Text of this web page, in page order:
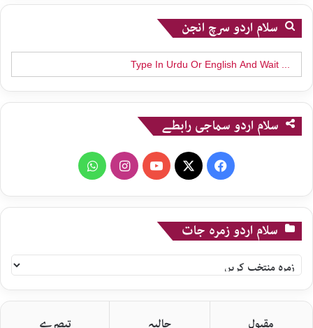
سلام اردو سرچ انجن
Search
for:
سلام اردو سماجی رابطے
Facebook
YouTube
Instagram
WhatsApp
سلام اردو زمرہ جات
سلام
اردو
زمرہ
جات
مقبول حالیہ تبصرے